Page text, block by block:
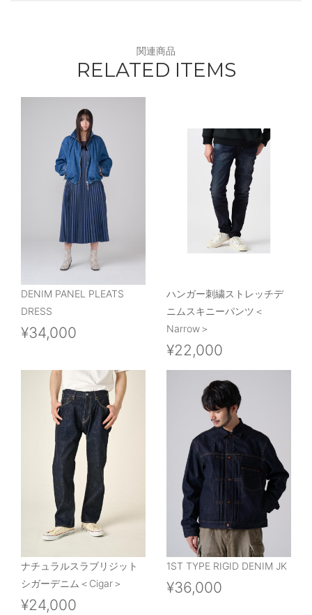
関連商品
RELATED ITEMS
DENIM PANEL PLEATS
DRESS
¥34,000
ハンガー刺繍ストレッチデ
ニムスキニーパンツ＜
Narrow＞
¥22,000
ナチュラルスラブリジット
シガーデニム＜Cigar＞
¥24,000
1ST TYPE RIGID DENIM JK
¥36,000